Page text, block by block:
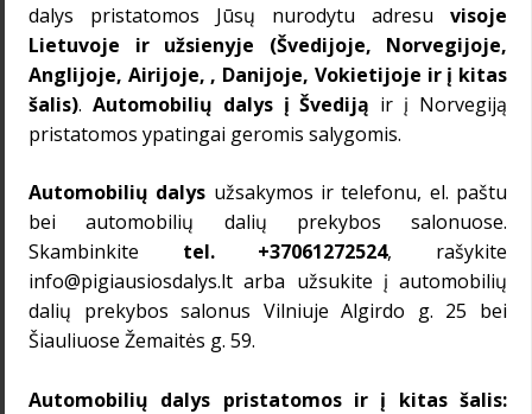
dalys pristatomos Jūsų nurodytu adresu visoje
Lietuvoje ir užsienyje (Švedijoje, Norvegijoje,
Anglijoje, Airijoje, , Danijoje, Vokietijoje ir į kitas
šalis). Automobilių dalys įŠvediją ir į Norvegiją
pristatomos ypatingai geromis salygomis.
Automobilių dalys užsakymos ir telefonu, el. paštu
bei automobilių dalių prekybos salonuose.
Skambinkite tel. +37061272524, rašykite
info@pigiausiosdalys.lt arba užsukite į automobilių
dalių prekybos salonus Vilniuje Algirdo g. 25 bei
Šiauliuose Žemaitės g. 59.
Automobilių dalys pristatomos ir į kitas šalis: